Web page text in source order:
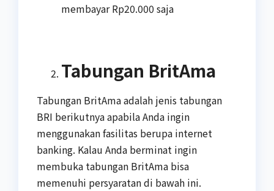
membayar Rp20.000 saja
Tabungan BritAma
Tabungan BritAma adalah jenis tabungan
BRI berikutnya apabila Anda ingin
menggunakan fasilitas berupa internet
banking. Kalau Anda berminat ingin
membuka tabungan BritAma bisa
memenuhi persyaratan di bawah ini.